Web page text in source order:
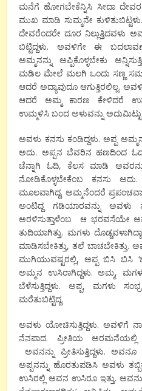
ಮನೆಗೆ ಹೋಗಬೇಕೆನ್ನಿಸಿ ಸೀದಾ ದೇವರ
ಮುಖ ಮಾಡಿ ಸುಮ್ಮನೇ ಕುಳಿತುಬಿಟ್ಟಳು
ದೇವರೆಂದರೇ ದೂರ ನಿಲ್ಲುತ್ತಿದವಳು
ಬಿಟ್ಟಿದ್ದಳು. ಅವಳಿಗೇ ಈ
ಅಮ್ಮನನ್ನು
ಅಪ್ಪಿಕೊಳ್ಳಬೇಕು
ಮಡಿಲ ಮೇಲೆ ಮಲಗಿ ಒಂದು ಸಣ್ಣ
ಆದರೆ ಅದ್ಯಾವುದೂ ಆಗುತ್ತಿರಲಿಲ್ಲ.
ಆದರೆ
ಅಮ್ಮ ಕಾರಣ ಕೇಳಿದರೆ
ಉಮ್ಮಳಿಸಿ ಬಂದ ಅಳುವನ್ನು
ಅವಳು ಕನಸು ಕಂಡಿದ್ದಳು.ಅಪ್ಪ
ಅದು. ಅಪ್ಪನ ಬೆವರಿನ ಹಣದಿಂದ
ಚೆನ್ನಾಗಿ ಓದಿ, ಕೆಲಸ ಮಾಡಿ
ನೋಡಿಕೊಳ್ಳಬೇಕೆಂಬ
ಕನಸು ಅದು.
ಮೂಲವಾಗಿದ್ದ. ಅಮ್ಮನೆಂದರೆ
ಅಂಟಿದ್ದ
ಗಡಿಯಾರವನ್ನು ಅವಳು
ಅರಳಿಸುತ್ತಾಳೆಂಬ
ಆ ಭರವಸೆಯೇ
ತುದಿಯಾಗಿತ್ತು. ಮಗಳು
ಮಾಡಿಸಬೇಕಿತ್ತು,ತಲೆ ಬಾಚಬೇಕಿತ್ತು.
ಮುಗಿಯುವಷ್ಟರಲ್ಲಿ, ಅಪ್ಪ ಬಿಸಿ ಬಿಸಿ‘
ಅಮ್ಮನ ಉಸಿರಾಗಿದ್ದಳು.ಅಮ್ಮ,
ಬೆಳೆಸುತ್ತಿದ್ದಳು. ಅಪ್ಪ, ಮಗಳು
ಮರೆತುಬಿಟ್ಟಿದ್ದ.
ಅವಳು ಯೋಚಿಸುತ್ತಿದ್ದಳು.ಅವಳಿಗೆ
ನೆನಪಾದ. ಪ್ರೀತಿಯ ಅರಮನೆಯಲ್ಲಿ
ಅವನನ್ನು ಪ್ರೀತಿಸುತ್ತಿದ್ದಳು.ಅವನೂ
ಅಪ್ಪನನ್ನು ಹೊರತುಪಡಿಸಿ ಅವಳು
ಉಸಿರಲ್ಲಿ ಅವನ ಉಸಿರೂ ಇತ್ತು.ಅವನು